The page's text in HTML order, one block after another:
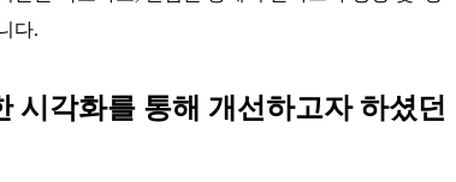
다.
각화를 통해 개선하고자 하셨던